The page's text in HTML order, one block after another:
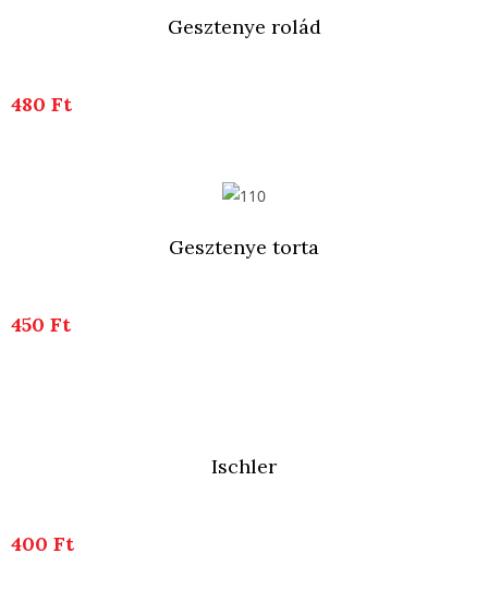
Gesztenye rolád
480 Ft
Gesztenye torta
450 Ft
Ischler
400 Ft